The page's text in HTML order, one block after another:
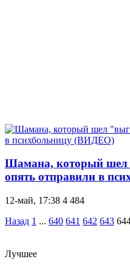
Шамана, который
опять отправили в
12-май, 17:38 4 484
Назад 1 ... 640 641 642 643
Лучшее